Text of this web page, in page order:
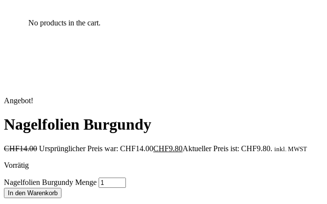
No products in the cart.
Angebot!
Nagelfolien Burgundy
CHF14.00 Ursprünglicher Preis war: CHF14.00CHF9.80Aktueller Preis ist: CHF9.80. inkl. MWST
Vorrätig
Nagelfolien Burgundy Menge
In den Warenkorb